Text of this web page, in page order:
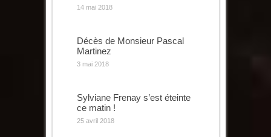
14 mai 2018
Décès de Monsieur Pascal
Martinez
3 mai 2018
Sylviane Frenay s’est éteinte
ce matin !
25 avril 2018